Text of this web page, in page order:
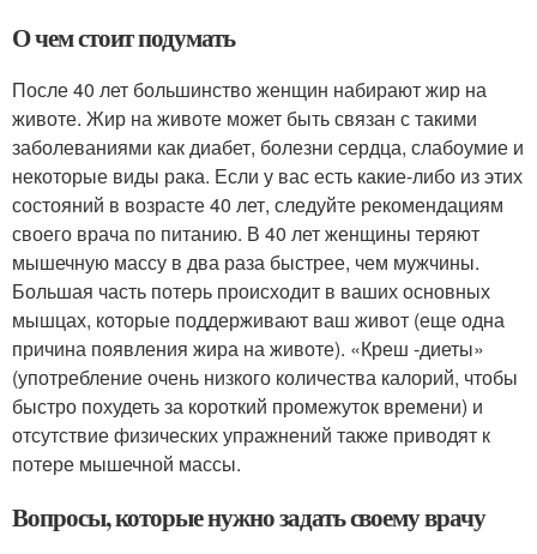
О чем стоит подумать
После 40 лет большинство женщин набирают жир на
животе. Жир на животе может быть связан с такими
заболеваниями как диабет, болезни сердца, слабоумие и
некоторые виды рака. Если у вас есть какие-либо из этих
состояний в возрасте 40 лет, следуйте рекомендациям
своего врача по питанию. В 40 лет женщины теряют
мышечную массу в два раза быстрее, чем мужчины.
Большая часть потерь происходит в ваших основных
мышцах, которые поддерживают ваш живот (еще одна
причина появления жира на животе). «Креш -диеты»
(употребление очень низкого количества калорий, чтобы
быстро похудеть за короткий промежуток времени) и
отсутствие физических упражнений также приводят к
потере мышечной массы.
Вопросы, которые нужно задать своему врачу